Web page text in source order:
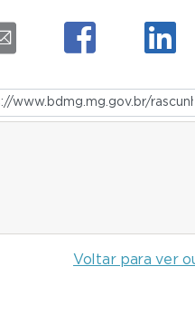
Voltar para ver